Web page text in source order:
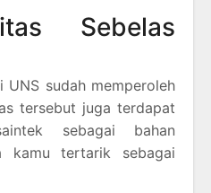
Sebelas
UNS sudah memperoleh
tersebut juga terdapat
sebagai bahan
kamu tertarik sebagai